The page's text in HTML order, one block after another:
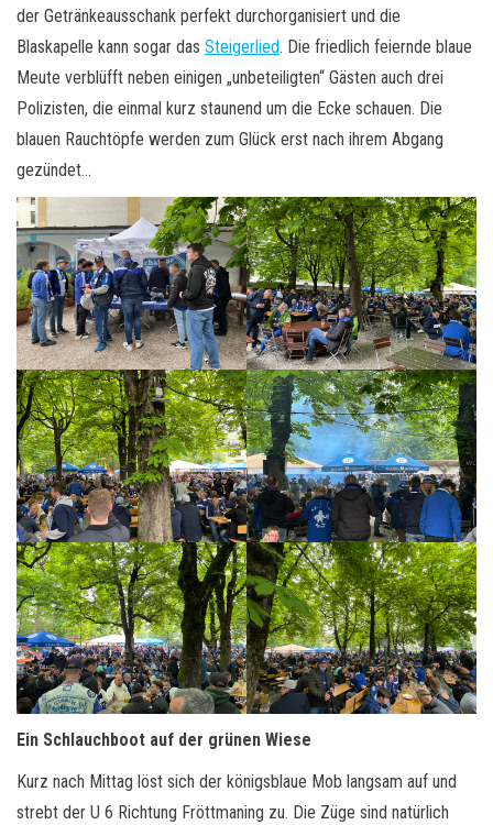
der Getränkeausschank perfekt durchorganisiert und die
Blaskapelle kann sogar das Steigerlied. Die friedlich feiernde blaue
Meute verblüfft neben einigen „unbeteiligten“ Gästen auch drei
Polizisten, die einmal kurz staunend um die Ecke schauen. Die
blauen Rauchtöpfe werden zum Glück erst nach ihrem Abgang
gezündet…
Ein Schlauchboot auf der grünen Wiese
Kurz nach Mittag löst sich der königsblaue Mob langsam auf und
strebt der U 6 Richtung Fröttmaning zu. Die Züge sind natürlich